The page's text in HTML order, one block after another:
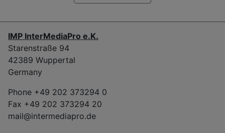
IMP InterMediaPro e.K.
Starenstraße 94
42389 Wuppertal
Germany
Phone +49 202 373294 0
Fax +49 202 373294 20
mail@intermediapro.de